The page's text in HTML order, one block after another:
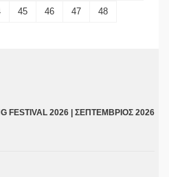
45 46 47 48
FESTIVAL 2026 | ΣΕΠΤΕΜΒΡΙΟΣ 2026